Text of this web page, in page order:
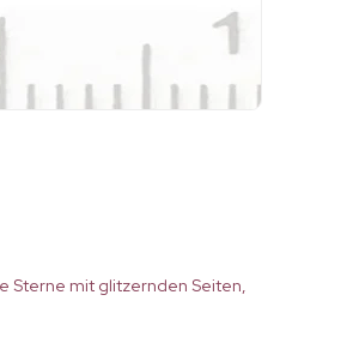
Sterne mit glitzernden Seiten,